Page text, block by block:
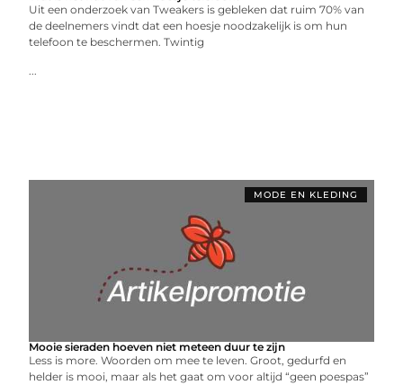
Uit een onderzoek van Tweakers is gebleken dat ruim 70% van
de deelnemers vindt dat een hoesje noodzakelijk is om hun
telefoon te beschermen. Twintig
...
MODE EN KLEDING
Mooie sieraden hoeven niet meteen duur te zijn
Less is more. Woorden om mee te leven. Groot, gedurfd en
helder is mooi, maar als het gaat om voor altijd “geen poespas”